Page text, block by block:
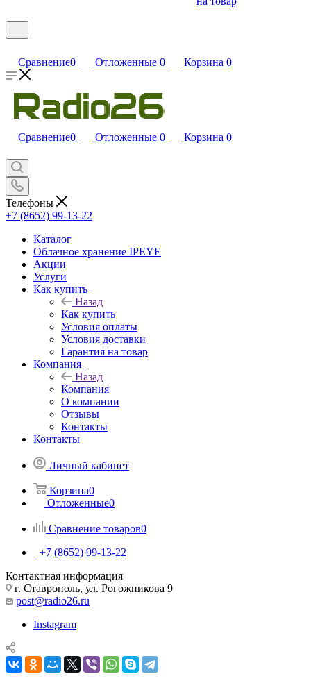
Сравнение0 Отложенные 0 Корзина 0
Сравнение0 Отложенные 0 Корзина 0
Телефоны
+7 (8652) 99-13-22
Каталог
Облачное хранение IPEYE
Акции
Услуги
Как купить
Назад
Как купить
Условия оплаты
Условия доставки
Гарантия на товар
Компания
Назад
Компания
О компании
Отзывы
Контакты
Контакты
Личный кабинет
Корзина0
Отложенные0
Сравнение товаров0
+7 (8652) 99-13-22
Контактная информация
г. Ставрополь, ул. Рогожникова 9
post@radio26.ru
Instagram